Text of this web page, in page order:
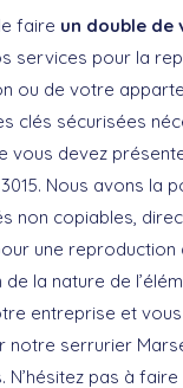
faire un double de
services pour la
ou de votre
clés sécurisées
vous devez
Nous avons la
non copiables,
une reproduction
la nature de
entreprise et
notre serrurier
N’hésitez pas à